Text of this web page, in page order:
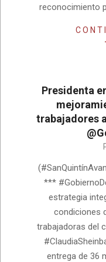
reconocimiento
Presidenta
trabajadores
06-
19
***
estrategia
condiciones
trabajadoras del
entrega de 36